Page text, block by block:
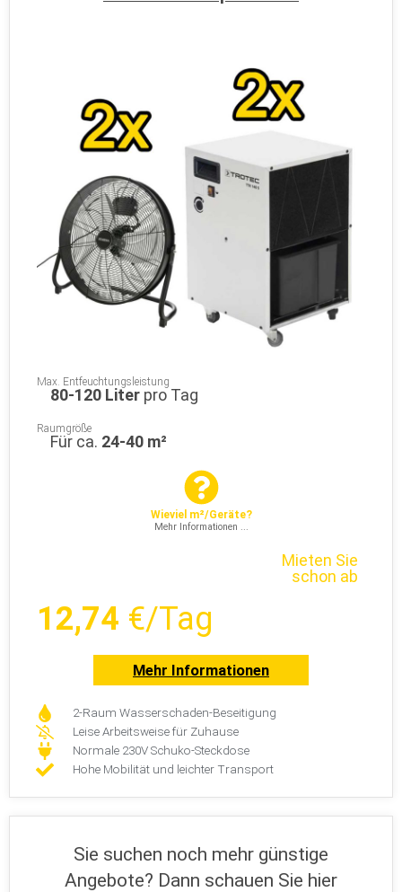
Max. Entfeuchtungsleistung
80-120 Liter pro Tag
Raumgröße
Für ca. 24-40 m²
Wieviel m²/Geräte?
Mehr Informationen ...
Mieten Sie
schon ab
12,74 €/Tag
Mehr Informationen
2-Raum Wasserschaden-Beseitigung
Leise Arbeitsweise für Zuhause
Normale 230V Schuko-Steckdose
Hohe Mobilität und leichter Transport
Sie suchen noch mehr günstige
Angebote? Dann schauen Sie hier